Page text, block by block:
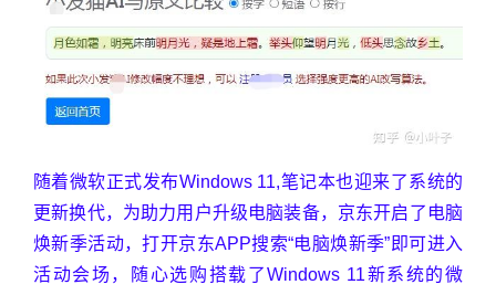
随着微软正式发布Windows 11,笔记本也迎来了系统的
更新换代，为助力用户升级电脑装备，京东开启了电脑
焕新季活动，打开京东APP搜索“电脑焕新季”即可进入
活动会场，随心选购搭载了Windows 11新系统的微